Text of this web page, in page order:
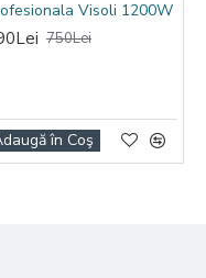
Visoli 1200W
750Lei
în Coş